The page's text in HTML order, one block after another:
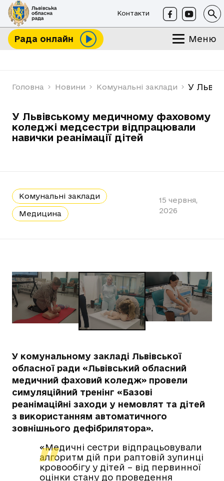
Контакти
Рада онлайн Меню
Головна Новини Комунальні заклади У
У Львівському медичному фаховому
коледжі медсестри відпрацювали
навички реанімації дітей
Комунальні заклади
Медицина
15 червня,
2026
У комунальному закладі Львівської
обласної ради «Львівський обласний
медичний фаховий коледж» провели
симуляційний тренінг «Базові
реанімаційні заходи у немовлят та дітей
з використанням автоматичного
зовнішнього дефібрилятора».
«Медичні сестри відпрацьовували
алгоритм дій при раптовій зупинці
кровообігу у дітей – від первинної
оцінки стану до проведення